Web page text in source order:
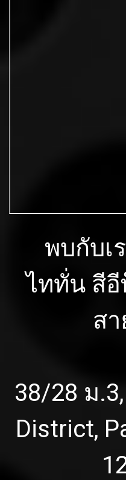
พบกับเ
ไททั่น สี
ส
38/28 ม
District,